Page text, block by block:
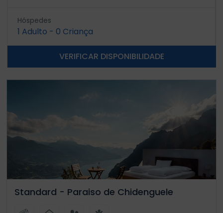
Hóspedes
1 Adulto - 0 Criança
VERIFICAR DISPONIBILIDADE
Standard - Paraiso de Chidenguele